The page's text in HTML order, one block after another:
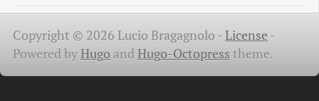
Copyright © 2026 Lucio Bragagnolo -License -
Powered byHugo and Hugo-Octopress theme.